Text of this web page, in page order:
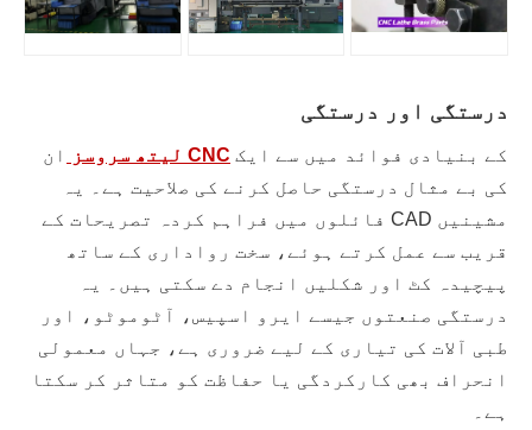
درستگی اور درستگی
کے بنیادی فوائد میں سے ایک CNC لیتھ سروسز
ان
کی بے مثال درستگی حاصل کرنے کی صلاحیت ہے۔ یہ
مشینیں CAD فائلوں میں فراہم کردہ تصریحات کے
قریب سے عمل کرتے ہوئے، سخت رواداری کے ساتھ
پیچیدہ کٹ اور شکلیں انجام دے سکتی ہیں۔ یہ
درستگی صنعتوں جیسے ایرو اسپیس، آٹوموٹو، اور
طبی آلات کی تیاری کے لیے ضروری ہے، جہاں معمولی
انحراف بھی کارکردگی یا حفاظت کو متاثر کر سکتا
ہے۔